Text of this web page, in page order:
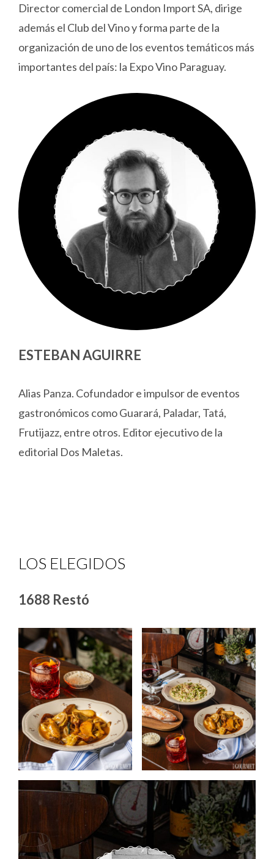
Director comercial de London Import SA, dirige
además el Club del Vino y forma parte de la
organización de uno de los eventos temáticos más
importantes del país: la Expo Vino Paraguay.
ESTEBAN AGUIRRE
Alias Panza. Cofundador e impulsor de eventos
gastronómicos como Guarará, Paladar, Tatá,
Frutijazz, entre otros. Editor ejecutivo de la
editorial Dos Maletas.
LOS ELEGIDOS
1688 Restó